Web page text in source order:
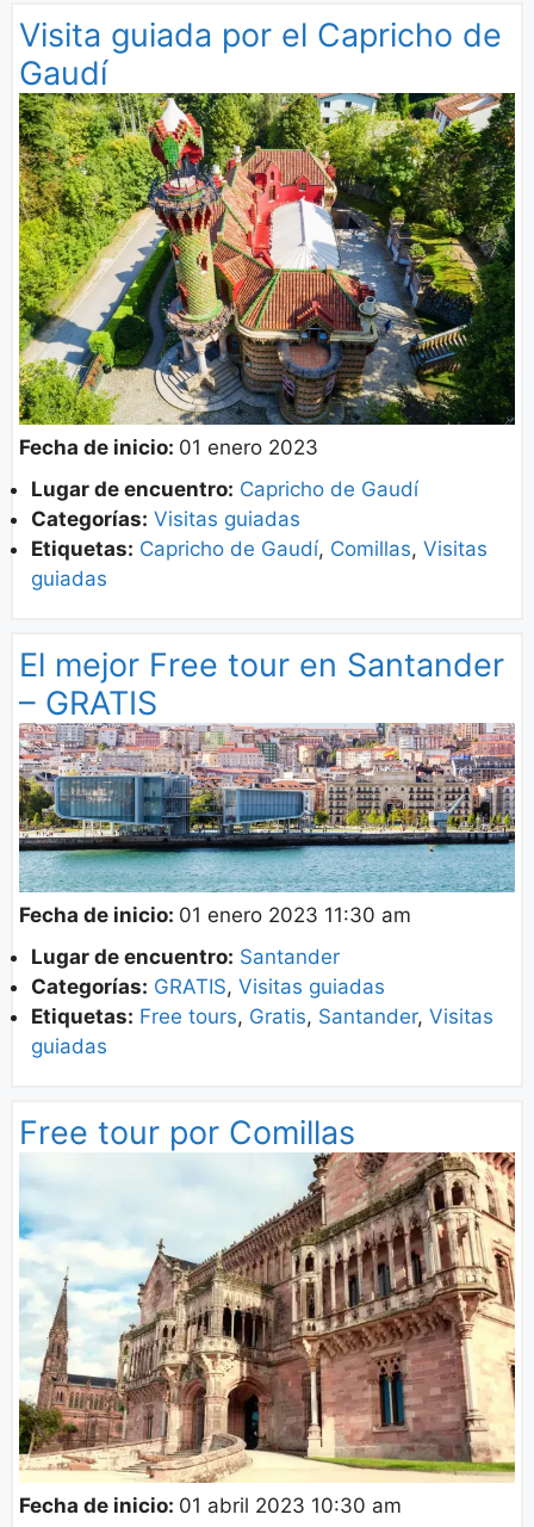
Visita guiada por el Capricho de
Gaudí
Fecha de inicio: 01 enero 2023
Lugar de encuentro: Capricho de Gaudí
Categorías: Visitas guiadas
Etiquetas: Capricho de Gaudí, Comillas, Visitas
guiadas
El mejor Free tour en Santander
– GRATIS
Fecha de inicio: 01 enero 2023 11:30 am
Lugar de encuentro: Santander
Categorías: GRATIS, Visitas guiadas
Etiquetas: Free tours, Gratis, Santander, Visitas
guiadas
Free tour por Comillas
Fecha de inicio: 01 abril 2023 10:30 am